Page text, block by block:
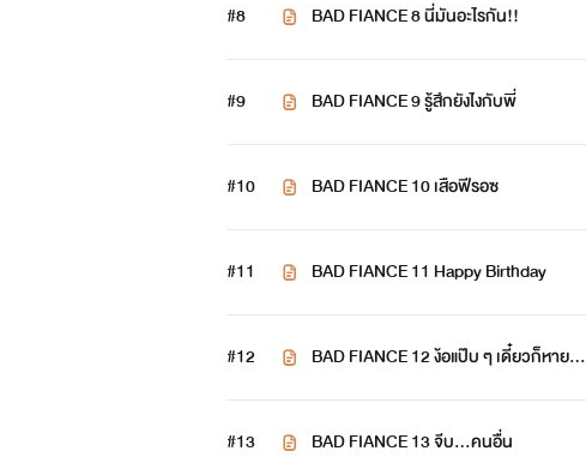
#8 BAD FIANCE 8 นี่มันอะไรกัน!!
#9 BAD FIANCE 9 รู้สึกยังไงกับพี่
#10 BAD FIANCE 10 เสือฟีรอซ
#11 BAD FIANCE 11 Happy Birthday
#12 BAD FIANCE 12 ง้อแป๊บ ๆ เดี๋ยวก็หาย…
#13 BAD FIANCE 13 จีบ…คนอื่น